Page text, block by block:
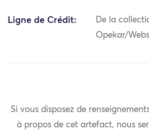
Ligne de Crédit:
De la
Opekar/
Si vous disposez de
à propos de cet artefact, nous